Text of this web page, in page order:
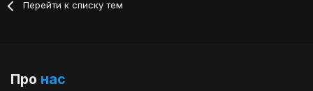
Перейти к списку тем
Про нас